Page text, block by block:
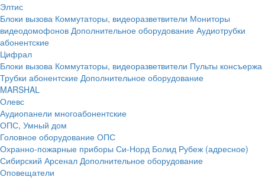
Элтис
Блоки вызова Коммутаторы, видеоразветвители Мониторы
видеодомофонов Дополнительное оборудование Аудиотрубки
абонентские
Цифрал
Блоки вызова Коммутаторы, видеоразветвители Пульты консъержа
Трубки абонентские Дополнительное оборудование
MARSHAL
Олевс
Аудиопанели многоабонентские
ОПС, Умный дом
Головное оборудование ОПС
Охранно-пожарные приборы Си-Норд Болид Рубеж (адресное)
Сибирский Арсенал Дополнительное оборудование
Оповещатели